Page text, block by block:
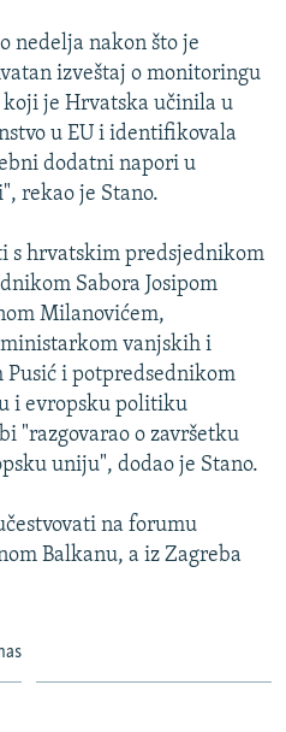
nedelja nakon što je
izveštaj o monitoringu
je Hrvatska učinila u
u EU i identifikovala
dodatni napori u
rekao je Stano.
s hrvatskim predsjednikom
Sabora Josipom
Milanovićem,
vanjskih i
Pusić i potpredsednikom
i evropsku politiku
"razgovarao o završetku
uniju", dodao je Stano.
na forumu
Balkanu, a iz Zagreba